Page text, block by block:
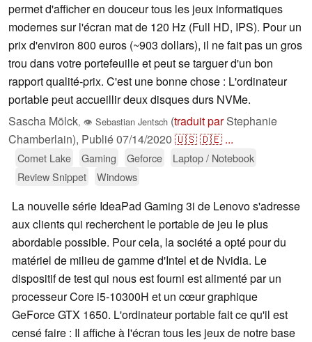
permet d'afficher en douceur tous les jeux informatiques
modernes sur l'écran mat de 120 Hz (Full HD, IPS). Pour un
prix d'environ 800 euros (~903 dollars), il ne fait pas un gros
trou dans votre portefeuille et peut se targuer d'un bon
rapport qualité-prix. C'est une bonne chose : L'ordinateur
portable peut accueillir deux disques durs NVMe.
Sascha Mölck, 👁 Sebastian Jentsch (traduit parStephanie
Chamberlain), Publié07/14/2020 🇺🇸🇩🇪 ...
Comet Lake Gaming Geforce
Laptop / Notebook
Review Snippet
Windows
La nouvelle série IdeaPad Gaming 3i de Lenovo s'adresse
aux clients qui recherchent le portable de jeu le plus
abordable possible. Pour cela, la société a opté pour du
matériel de milieu de gamme d'Intel et de Nvidia. Le
dispositif de test qui nous est fourni est alimenté par un
processeur Core i5-10300H et un cœur graphique
GeForce GTX 1650. L'ordinateur portable fait ce qu'il est
censé faire : Il affiche à l'écran tous les jeux de notre base